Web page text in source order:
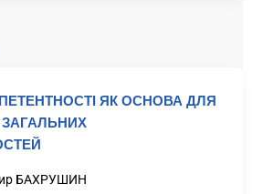
ЯК ОСНОВА ДЛЯ
БАХРУШИН